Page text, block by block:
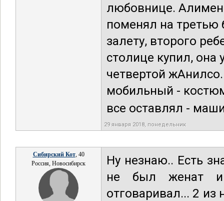
любовнице.
поменял на третью
залету, второго
столице купил, она
четвертой
мобильный -
все оставлял -
29 января 2018, понедельник
Сибирский Кот, 40
Россия, Новосибирск
Ну незнаю.. Есть
не был женат и
отговаривал... 2 из